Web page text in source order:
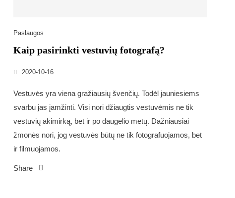
Paslaugos
Kaip pasirinkti vestuvių fotografą?
2020-10-16
Vestuvės yra viena gražiausių švenčių. Todėl jauniesiems
svarbu jas įamžinti. Visi nori džiaugtis vestuvėmis ne tik
vestuvių akimirką, bet ir po daugelio metų. Dažniausiai
žmonės nori, jog vestuvės būtų ne tik fotografuojamos, bet
ir filmuojamos.
Share